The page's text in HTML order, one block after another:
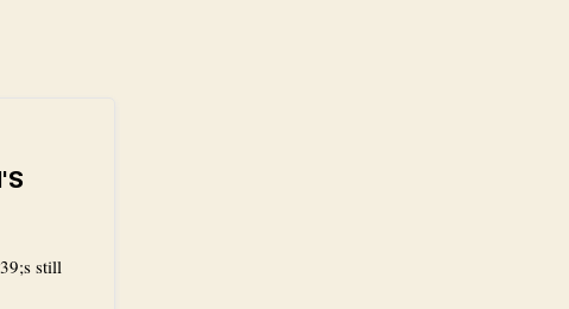
still